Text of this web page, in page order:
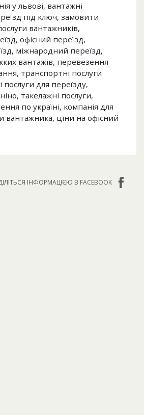
у львові, вантажні
під ключ, замовити
вантажників,
офісний переїзд,
міжнародний переїзд,
вантажів, перевезення
транспортні послуги
послуги для переїзду,
такелажні послуги,
по україні, компанія для
вантажника, ціни на офісний
ІНФОРМАЦІЄЮ В FACEBOOK